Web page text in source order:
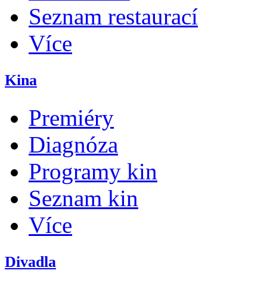
Seznam restaurací
Více
Kina
Premiéry
Diagnóza
Programy kin
Seznam kin
Více
Divadla